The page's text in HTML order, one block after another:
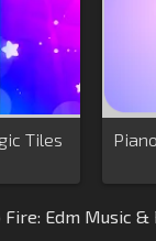
Tiles
Fire: Edm